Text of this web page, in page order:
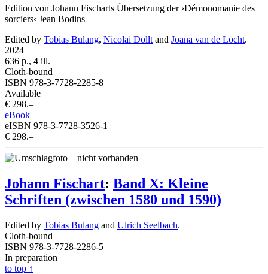
Edition von Johann Fischarts Übersetzung der ›Démonomanie des
sorciers‹ Jean Bodins
Edited by Tobias Bulang, Nicolai Dollt and Joana van de Löcht.
2024
636 p., 4 ill.
Cloth-bound
ISBN 978-3-7728-2285-8
Available
€ 298.–
eBook
eISBN 978-3-7728-3526-1
€ 298.–
Johann Fischart: Band X: Kleine
Schriften (zwischen 1580 und 1590)
Edited by Tobias Bulang and Ulrich Seelbach.
Cloth-bound
ISBN 978-3-7728-2286-5
In preparation
to top ↑